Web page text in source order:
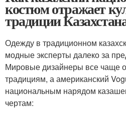
костюм отражает
традиции
Одежду в традиционном
модные эксперты далеко за
Мировые дизайнеры все чаще
традициям, а американский
национальным нарядом
чертам: